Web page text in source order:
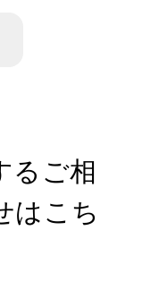
るご相
はこち